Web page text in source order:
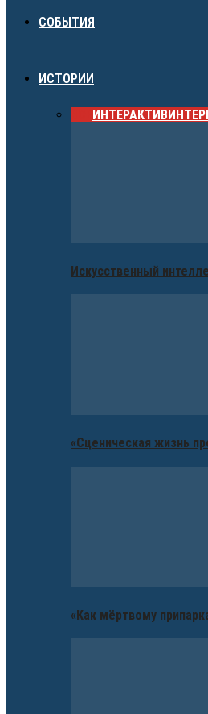
СОБЫТИЯ
ИСТОРИИ
ИНТЕРАКТИВ
Искусственный
«Сценическая жизнь
«Как мёртвому